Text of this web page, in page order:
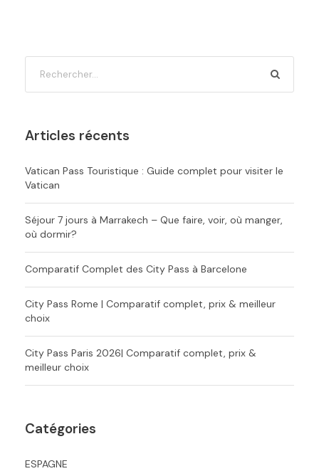
Articles récents
Vatican Pass Touristique : Guide complet pour visiter le
Vatican
Séjour 7 jours à Marrakech – Que faire, voir, où manger,
où dormir?
Comparatif Complet des City Pass à Barcelone
City Pass Rome | Comparatif complet, prix & meilleur
choix
City Pass Paris 2026| Comparatif complet, prix &
meilleur choix
Catégories
ESPAGNE